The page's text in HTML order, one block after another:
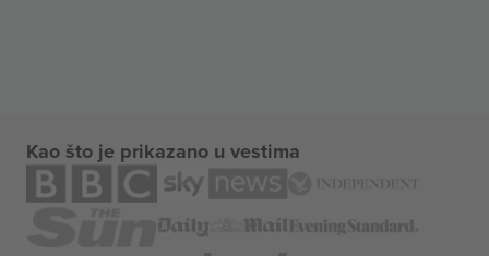
Kao što je prikazano u vestima